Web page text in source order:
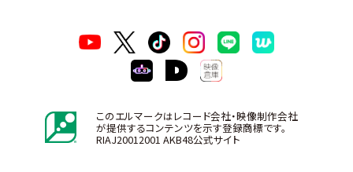
このエルマークはレコード会社・映像制作会社
が提供するコンテンツを示す登録商標です。
RIAJ20012001 AKB48公式サイト